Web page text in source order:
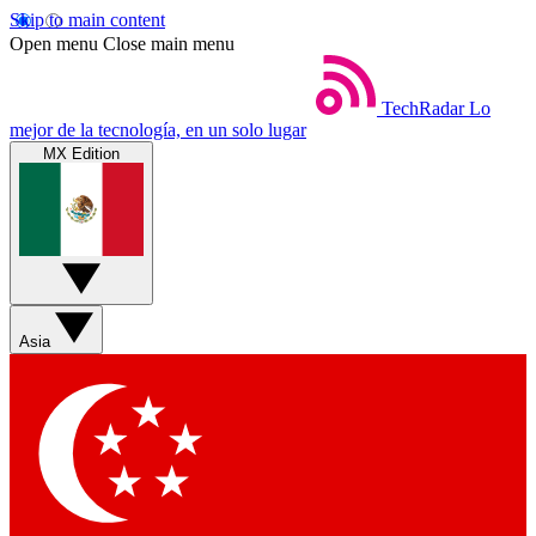
Skip to main content
Open menu Close main menu
TechRadar Lo
mejor de la tecnología, en un solo lugar
MX Edition
Asia